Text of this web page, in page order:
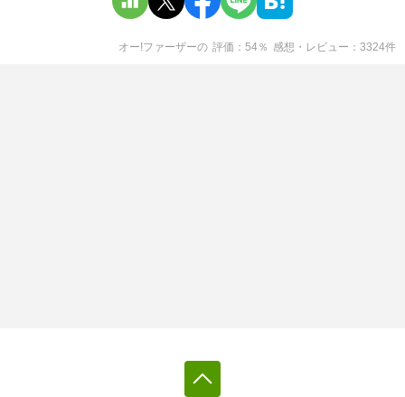
オー!ファーザーの 評価 54％ 感想・レビュー 3324件